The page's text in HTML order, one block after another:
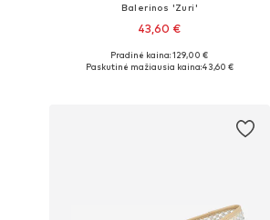
Balerinos 'Zuri'
43,60 €
Galimi dydžiai: 36, 37, 38, 39, 40, 41
Pradinė kaina: 129,00 €
Paskutinė mažiausia kaina:43,60 €